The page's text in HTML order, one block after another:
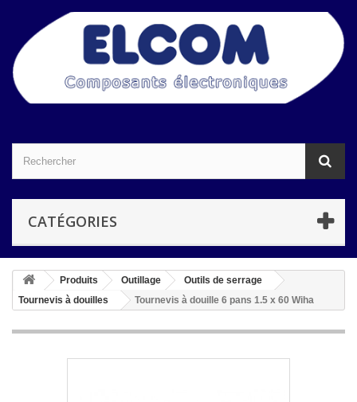
CATÉGORIES
Produits Outillage
Outils de serrage
Tournevis à douilles
Tournevis à douille 6 pans 1.5 x 60 Wiha